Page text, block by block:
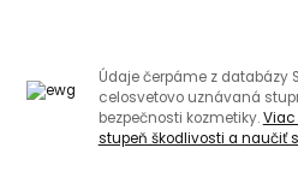
Údaje čerpáme z databázy
celosvetovo uznávaná
bezpečnosti kozmetiky.
stupeň škodlivosti a naučiť